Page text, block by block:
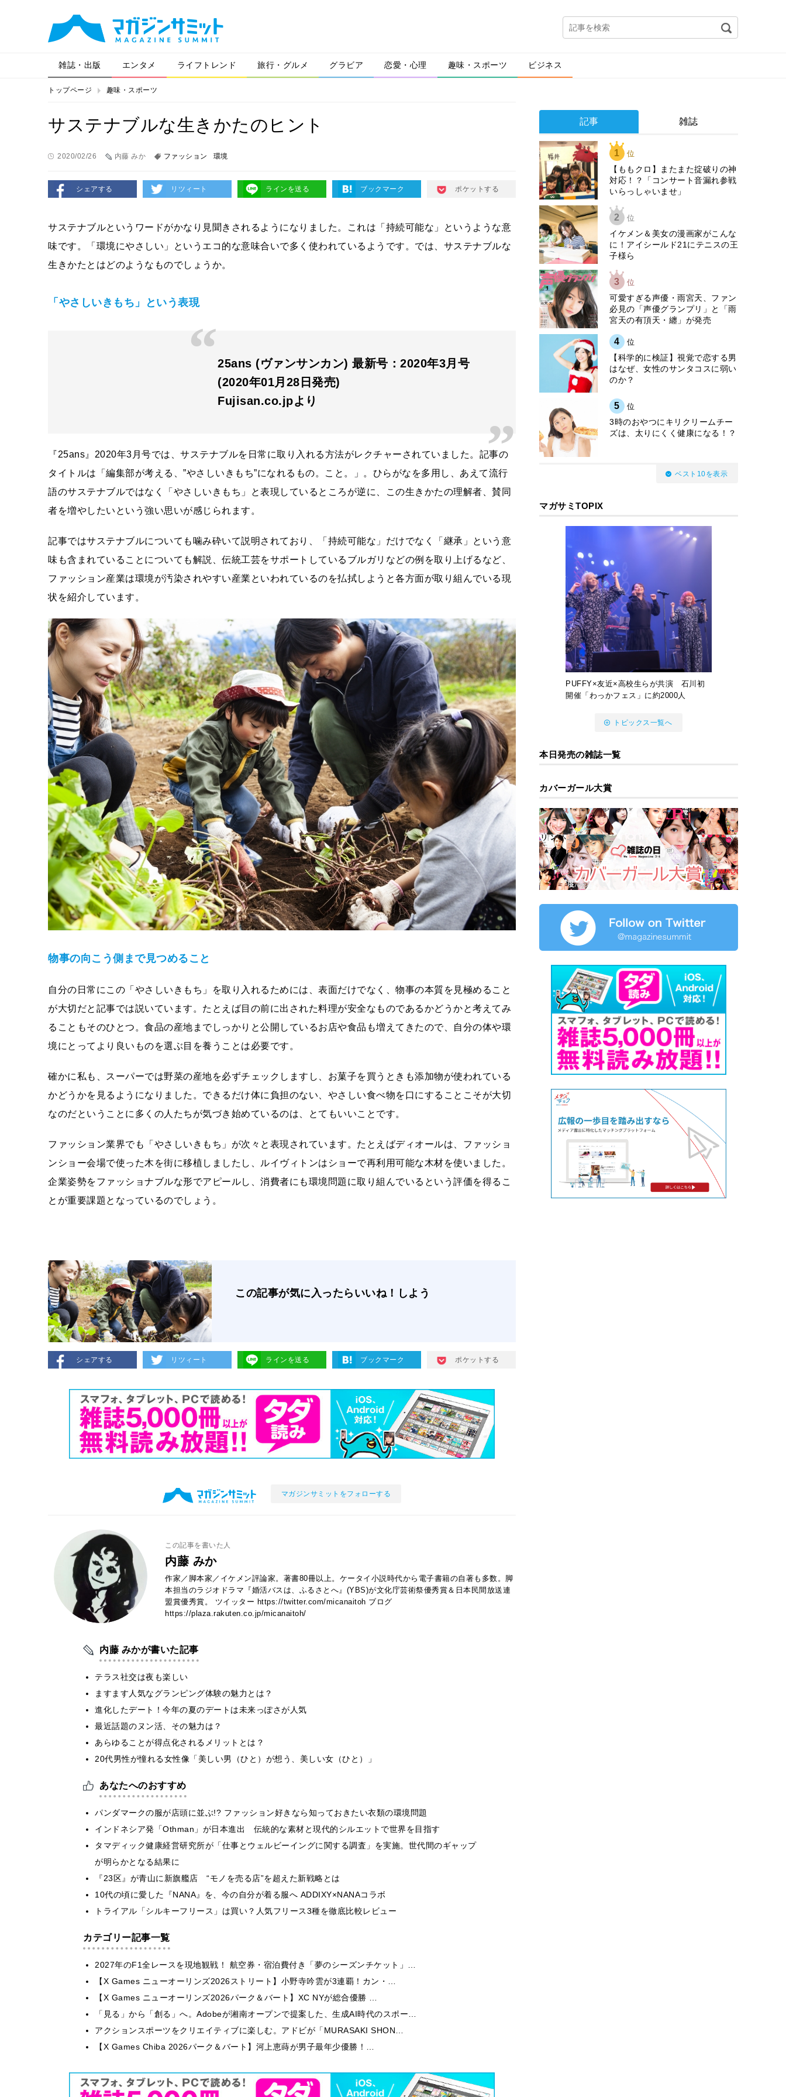
雑誌・出版 エンタメ ライフトレンド 旅行・グルメ グラビア 恋愛・心理 趣味・スポーツ ビジネス
トップページ 趣味・スポーツ
サステナブルな生きかたのヒント
2020/02/26 内藤 みか ファッション 環境
シェアする リツィート ラインを送る ブックマーク ポケットする
サステナブルというワードがかなり見聞きされるようになりました。これは「持続可能な」というような意
味です。「環境にやさしい」というエコ的な意味合いで多く使われているようです。では、サステナブルな
生きかたとはどのようなものでしょうか。
「やさしいきもち」という表現
25ans (ヴァンサンカン) 最新号：2020年3月号
(2020年01月28日発売)
Fujisan.co.jpより
『25ans』2020年3月号では、サステナブルを日常に取り入れる方法がレクチャーされていました。記事の
タイトルは「編集部が考える、”やさしいきもち”になれるもの。こと。」。ひらがなを多用し、あえて流行
語のサステナブルではなく「やさしいきもち」と表現しているところが逆に、この生きかたの理解者、賛同
者を増やしたいという強い思いが感じられます。
記事ではサステナブルについても噛み砕いて説明されており、「持続可能な」だけでなく「継承」という意
味も含まれていることについても解説、伝統工芸をサポートしているブルガリなどの例を取り上げるなど、
ファッション産業は環境が汚染されやすい産業といわれているのを払拭しようと各方面が取り組んでいる現
状を紹介しています。
物事の向こう側まで見つめること
自分の日常にこの「やさしいきもち」を取り入れるためには、表面だけでなく、物事の本質を見極めること
が大切だと記事では説いています。たとえば目の前に出された料理が安全なものであるかどうかと考えてみ
ることもそのひとつ。食品の産地までしっかりと公開しているお店や食品も増えてきたので、自分の体や環
境にとってより良いものを選ぶ目を養うことは必要です。
確かに私も、スーパーでは野菜の産地を必ずチェックしますし、お菓子を買うときも添加物が使われている
かどうかを見るようになりました。できるだけ体に負担のない、やさしい食べ物を口にすることこそが大切
なのだということに多くの人たちが気づき始めているのは、とてもいいことです。
ファッション業界でも「やさしいきもち」が次々と表現されています。たとえばディオールは、ファッショ
ンショー会場で使った木を街に移植しましたし、ルイヴィトンはショーで再利用可能な木材を使いました。
企業姿勢をファッショナブルな形でアピールし、消費者にも環境問題に取り組んでいるという評価を得るこ
とが重要課題となっているのでしょう。
この記事が気に入ったらいいね！しよう
シェアする リツィート ラインを送る ブックマーク ポケットする
マガジンサミットをフォローする
この記事を書いた人
内藤 みか
作家／脚本家／イケメン評論家。著書80冊以上。ケータイ小説時代から電子書籍の自著も多数。脚
本担当のラジオドラマ『婚活バスは、ふるさとへ』(YBS)が文化庁芸術祭優秀賞＆日本民間放送連
盟賞優秀賞。 ツイッター https://twitter.com/micanaitoh ブログ
https://plaza.rakuten.co.jp/micanaitoh/
内藤 みかが書いた記事
テラス社交は夜も楽しい
ますます人気なグランピング体験の魅力とは？
進化したデート！今年の夏のデートは未来っぽさが人気
最近話題のヌン活、その魅力は？
あらゆることが得点化されるメリットとは？
20代男性が憧れる女性像「美しい男（ひと）が想う、美しい女（ひと）」
あなたへのおすすめ
パンダマークの服が店頭に並ぶ!? ファッション好きなら知っておきたい衣類の環境問題
インドネシア発「Othman」が日本進出 伝統的な素材と現代的シルエットで世界を目指す
タマディック健康経営研究所が「仕事とウェルビーイングに関する調査」を実施。世代間のギャップ
が明らかとなる結果に
『23区』が青山に新旗艦店 “モノを売る店”を超えた新戦略とは
10代の頃に愛した『NANA』を、今の自分が着る服へ ADDIXY×NANAコラボ
トライアル「シルキーフリース」は買い？人気フリース3種を徹底比較レビュー
カテゴリー記事一覧
2027年のF1全レースを現地観戦！ 航空券・宿泊費付き「夢のシーズンチケット」…
【X Games ニューオーリンズ2026ストリート】小野寺吟雲が3連覇！カン・…
【X Games ニューオーリンズ2026パーク＆バート】XC NYが総合優勝 …
「見る」から「創る」へ。Adobeが湘南オープンで提案した、生成AI時代のスポー…
アクションスポーツをクリエイティブに楽しむ。アドビが「MURASAKI SHON…
【X Games Chiba 2026パーク＆バート】河上恵蒔が男子最年少優勝！…
記事 雑誌
1 位
【ももクロ】またまた掟破りの神
対応！？「コンサート音漏れ参戦
いらっしゃいませ」
2 位
イケメン＆美女の漫画家がこんな
に！アイシールド21にテニスの王
子様ら
3 位
可愛すぎる声優・雨宮天、ファン
必見の「声優グランプリ」と「雨
宮天の有頂天・纏」が発売
4 位
【科学的に検証】視覚で恋する男
はなぜ、女性のサンタコスに弱い
のか？
5 位
3時のおやつにキリクリームチー
ズは、太りにくく健康になる！？
ベスト10を表示
マガサミTOPIX
PUFFY×友近×高校生らが共演 石川初
開催「わっかフェス」に約2000人
トピックス一覧へ
本日発売の雑誌一覧
カバーガール大賞